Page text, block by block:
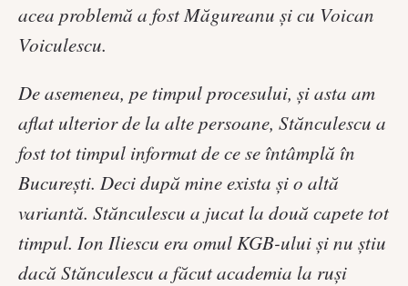
acea problemă a fost Măgureanu și cu Voican
Voiculescu.
De asemenea, pe timpul procesului, şi asta am
aflat ulterior de la alte persoane, Stănculescu a
fost tot timpul informat de ce se întâmplă în
București. Deci după mine exista și o altă
variantă. Stănculescu a jucat la două capete tot
timpul. Ion Iliescu era omul KGB-ului şi nu știu
dacă Stănculescu a făcut academia la ruși